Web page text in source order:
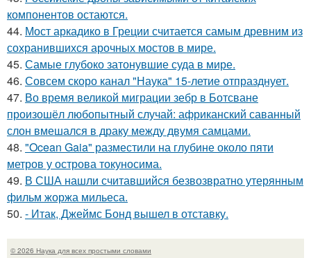
компонентов остаются.
44. Мост аркадико в Греции считается самым древним из
сохранившихся арочных мостов в мире.
45. Самые глубоко затонувшие суда в мире.
46. Совсем скоро канал "Наука" 15-летие отпразднует.
47. Во время великой миграции зебр в Ботсване
произошёл любопытный случай: африканский саванный
слон вмешался в драку между двумя самцами.
48. "Ocean Gaia" разместили на глубине около пяти
метров у острова токуносима.
49. В США нашли считавшийся безвозвратно утерянным
фильм жоржа мильеса.
50. - Итак, Джеймс Бонд вышел в отставку.
© 2026 Наука для всех простыми словами